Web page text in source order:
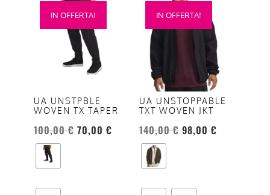
IN OFFERTA!
UA UNSTPBLE
WOVEN TX TAPER
100,00€ 70,00 €
Questo
prodotto
varianti.
opzioni
possono
essere
scelte
nella
del
IN OFFERTA!
UA UNSTOPPABLE
TXT WOVEN JKT
140,00€ 98,00 €
Questo
prodotto
più
varianti.
opzioni
possono
essere
scelte
nella
del